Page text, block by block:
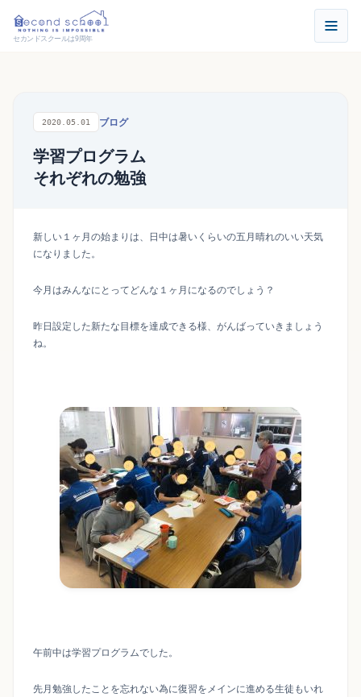
セカンドスクールは9周年
2020.05.01 ブログ
学習プログラム
それぞれの勉強
新しい１ヶ月の始まりは、日中は暑いくらいの五月晴れのいい天気
になりました。
今月はみんなにとってどんな１ヶ月になるのでしょう？
昨日設定した新たな目標を達成できる様、がんばっていきましょう
ね。
午前中は学習プログラムでした。
先月勉強したことを忘れない為に復習をメインに進める生徒もいれ